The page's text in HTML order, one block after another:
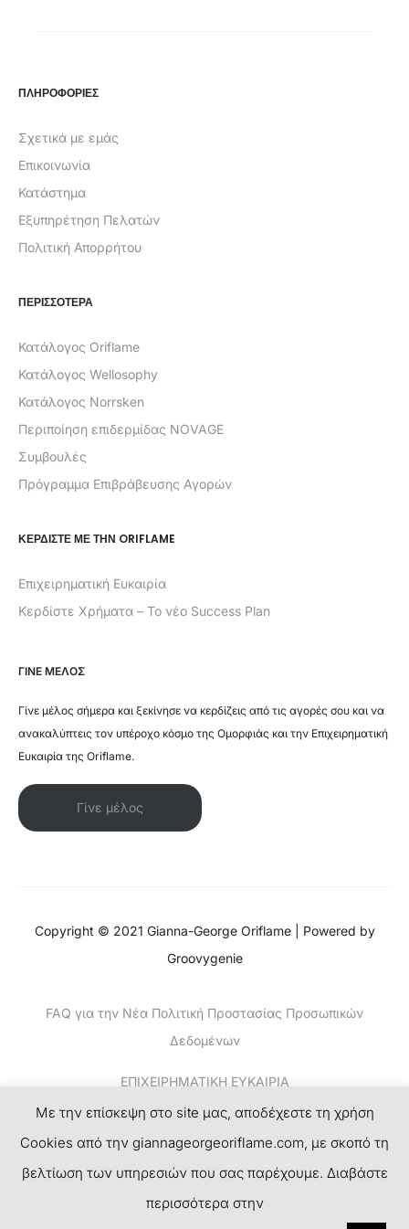
ΠΛΗΡΟΦΟΡΙΕΣ
Σχετικά με εμάς
Επικοινωνία
Κατάστημα
Εξυπηρέτηση Πελατών
Πολιτική Απορρήτου
ΠΕΡΙΣΣΟΤΕΡΑ
Κατάλογος Oriflame
Κατάλογος Wellosophy
Κατάλογος Norrsken
Περιποίηση επιδερμίδας NOVAGE
Συμβουλές
Πρόγραμμα Επιβράβευσης Αγορών
ΚΕΡΔΊΣΤΕ ΜΕ ΤΗΝ ORIFLAME
Επιχειρηματική Ευκαιρία
Κερδίστε Χρήματα – Το νέο Success Plan
ΓΙΝΕ ΜΕΛΟΣ
Γίνε μέλος σήμερα και ξεκίνησε να κερδίζεις από τις αγορές σου και να
ανακαλύπτεις τον υπέροχο κόσμο της Ομορφιάς και την Επιχειρηματική
Ευκαιρία της Oriflame.
Γίνε μέλος
Copyright © 2021 Gianna-George Oriflame | Powered by
Groovygenie
FAQ για την Νέα Πολιτική Προστασίας Προσωπικών
Δεδομένων
ΕΠΙΧΕΙΡΗΜΑΤΙΚΗ ΕΥΚΑΙΡΙΑ
ΚΕΡΔΙΣΤΕ ΧΡΗΜΑΤΑ-ΤΟ ΝΕΟ SUCCESS PLAN
Με την επίσκεψη στο site μας, αποδέχεστε τη χρήση
Cookies από την giannageorgeoriflame.com, με σκοπό τη
βελτίωση των υπηρεσιών που σας παρέχουμε. Διαβάστε
περισσότερα στην